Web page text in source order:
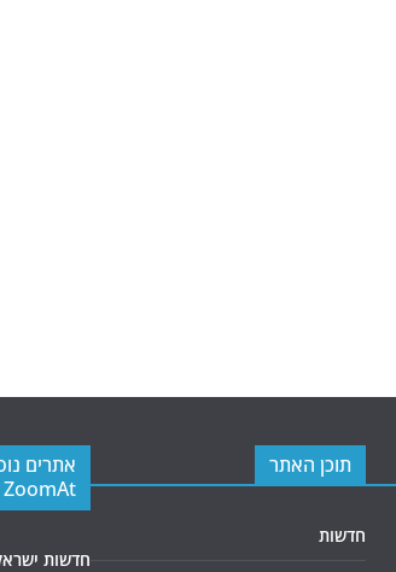
תוכן האתר
חדשות
אתרים
ZoomAt
חדשות